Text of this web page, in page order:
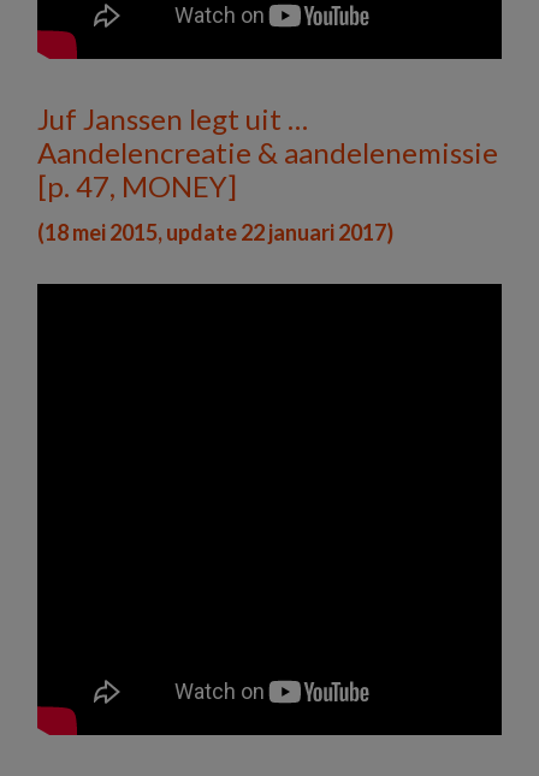
Juf Janssen legt uit …
Aandelencreatie & aandelenemissie
[p. 47, MONEY]
(18 mei 2015, update 22 januari 2017)